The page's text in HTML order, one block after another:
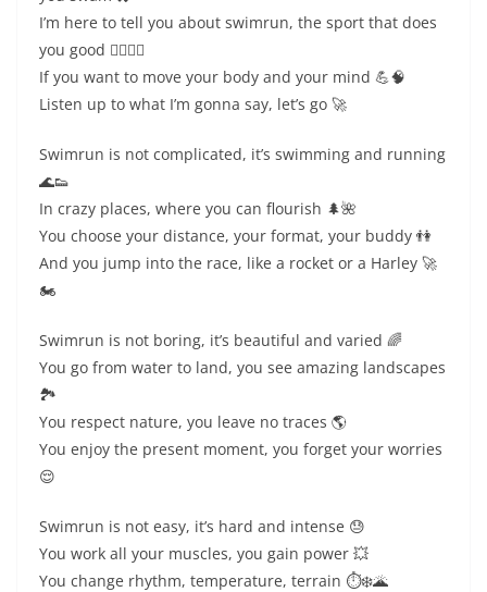
I’m here to tell you about swimrun, the sport that does
you good 🏊‍♂️🏃‍♂️
If you want to move your body and your mind 💪🧠
Listen up to what I’m gonna say, let’s go 🚀
Swimrun is not complicated, it’s swimming and running
🌊👟
In crazy places, where you can flourish 🌲🌺
You choose your distance, your format, your buddy 👫
And you jump into the race, like a rocket or a Harley 🚀
🏍️
Swimrun is not boring, it’s beautiful and varied 🌈
You go from water to land, you see amazing landscapes
🏞️
You respect nature, you leave no traces 🌎
You enjoy the present moment, you forget your worries
😌
Swimrun is not easy, it’s hard and intense 😓
You work all your muscles, you gain power 💥
You change rhythm, temperature, terrain ⏱️❄️🌋